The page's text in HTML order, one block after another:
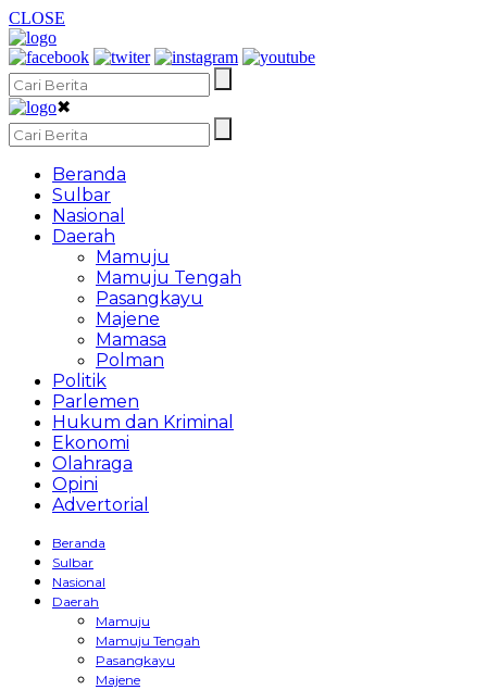
CLOSE
✖
Beranda
Sulbar
Nasional
Daerah
Mamuju
Mamuju Tengah
Pasangkayu
Majene
Mamasa
Polman
Politik
Parlemen
Hukum dan Kriminal
Ekonomi
Olahraga
Opini
Advertorial
Beranda
Sulbar
Nasional
Daerah
Mamuju
Mamuju Tengah
Pasangkayu
Majene